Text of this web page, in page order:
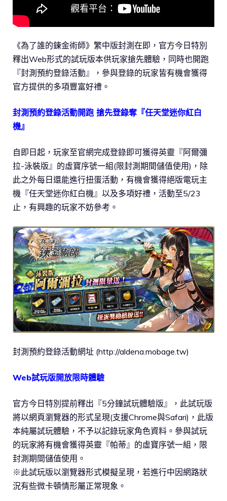
《為了誰的鍊金術師》繁中版封測在即，官方今日特別
釋出Web形式的試玩版本供玩家搶先體驗，同時也開跑
『封測預約登錄活動』，參與登錄的玩家皆有機會獲得
官方提供的多項豐富好禮。
封測預約登錄活動開跑 搶先登錄奪『任天堂迷你紅白
機』
自即日起，玩家至官網完成登錄即可獲得英靈『阿爾彌
拉-泳裝版』的虛寶序號一組(限封測期間儲值使用)，除
此之外每日還能進行扭蛋活動，有機會獲得絕版電玩主
機『任天堂迷你紅白機』以及多項好禮，活動至5/23
止，有興趣的玩家不妨參考。
封測預約登錄活動網址 (http://aldena.mobage.tw)
Web試玩版開放限時體驗
官方今日特別提前釋出『5分鐘試玩體驗版』，此試玩版
將以網頁瀏覽器的形式呈現(支援Chrome與Safari)，此版
本純屬試玩體驗，不予以記錄玩家角色資料。參與試玩
的玩家將有機會獲得英靈『帕蒂』的虛寶序號一組，限
封測期間儲值使用。
※此試玩版以瀏覽器形式模擬呈現，若進行中因網路狀
況有些微卡頓情形屬正常現象。